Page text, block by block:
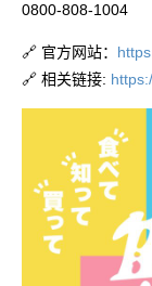
0800-808-1004
🔗 官方网站：
🔗 相关链接: